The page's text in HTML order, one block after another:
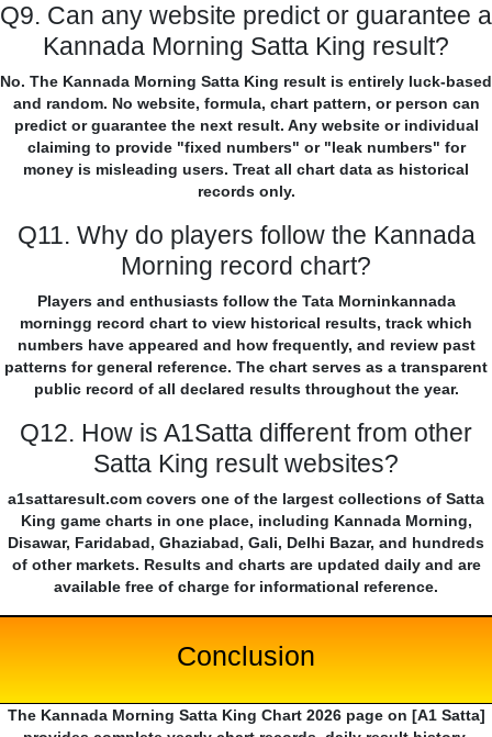
Q9. Can any website predict or guarantee a
Kannada Morning Satta King result?
No. The Kannada Morning Satta King result is entirely luck-based
and random. No website, formula, chart pattern, or person can
predict or guarantee the next result. Any website or individual
claiming to provide "fixed numbers" or "leak numbers" for
money is misleading users. Treat all chart data as historical
records only.
Q11. Why do players follow the Kannada
Morning record chart?
Players and enthusiasts follow the Tata Morninkannada
morningg record chart to view historical results, track which
numbers have appeared and how frequently, and review past
patterns for general reference. The chart serves as a transparent
public record of all declared results throughout the year.
Q12. How is A1Satta different from other
Satta King result websites?
a1sattaresult.com covers one of the largest collections of Satta
King game charts in one place, including Kannada Morning,
Disawar, Faridabad, Ghaziabad, Gali, Delhi Bazar, and hundreds
of other markets. Results and charts are updated daily and are
available free of charge for informational reference.
Conclusion
The Kannada Morning Satta King Chart 2026 page on [A1 Satta]